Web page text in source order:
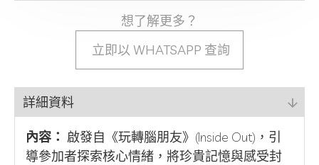
想了解更多？
立即以 WHATSAPP 查詢
詳細資料
內容： 啟發自《玩轉腦朋友》(Inside Out)，引
導參加者探索核心情緒，將珍貴記憶與感受封